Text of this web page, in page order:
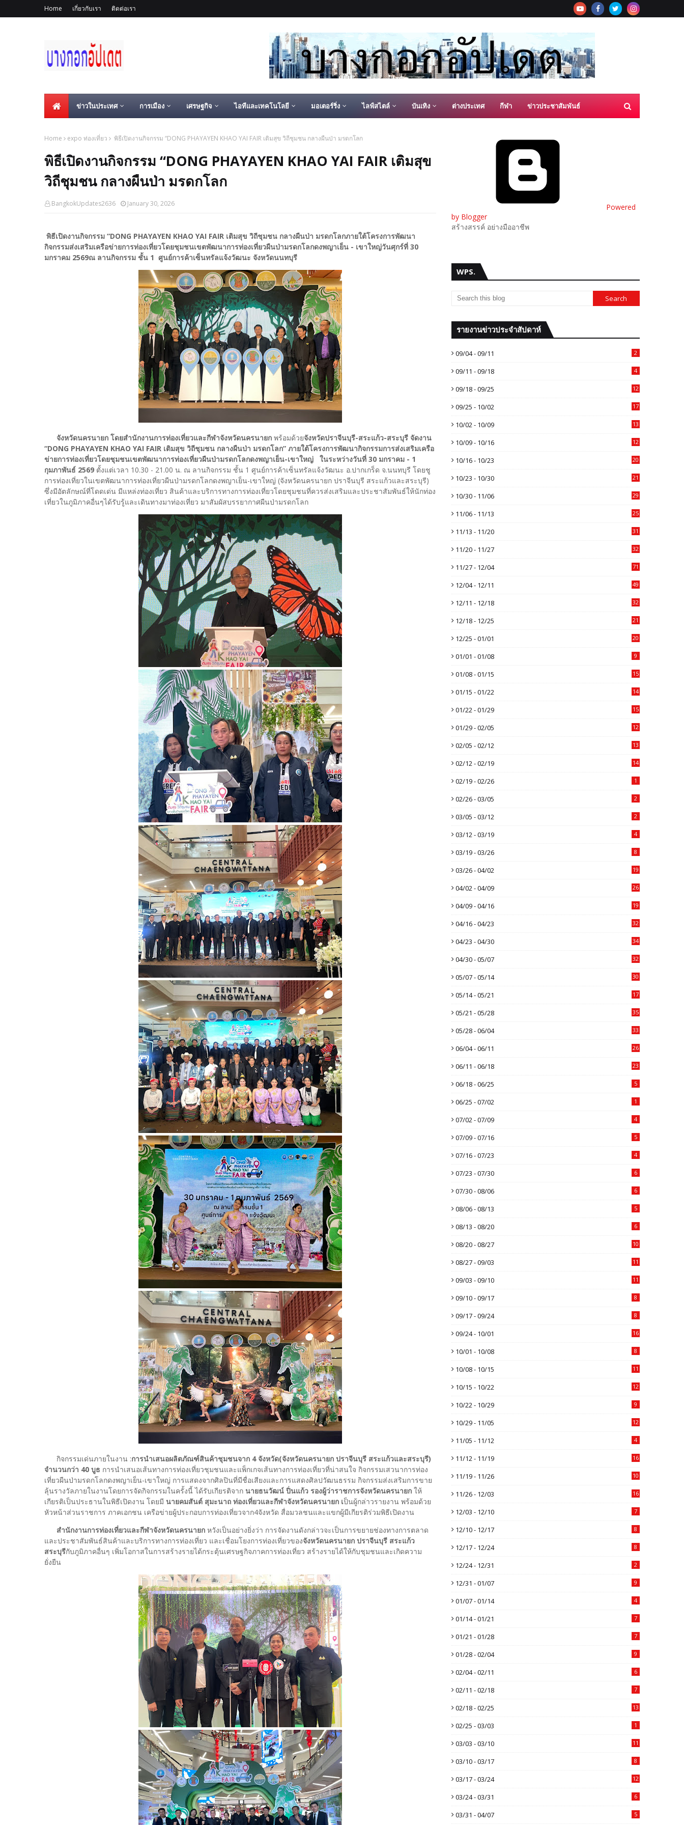
Home เกี่ยวกับเรา ติดต่อเรา
ข่าวในประเทศ การเมือง เศรษฐกิจ ไอทีและเทคโนโลยี มอเตอร์ริ่ง ไลฟ์สไตล์ บันเทิง ต่างประเทศ กีฬา ข่าวประชาสัมพันธ์
Home expo ท่องเที่ยว พิธีเปิดงานกิจกรรม “DONG PHAYAYEN KHAO YAI FAIR เติมสุข วิถีชุมชน กลางผืนป่า มรดกโลก
พิธีเปิดงานกิจกรรม “DONG PHAYAYEN KHAO YAI FAIR เติมสุข
วิถีชุมชน กลางผืนป่า มรดกโลก
BangkokUpdates2636 January 30, 2026
พิธีเปิดงานกิจกรรม “DONG PHAYAYEN KHAO YAI FAIR เติมสุข วิถีชุมชน กลางผืนป่า มรดกโลกภายใต้โครงการพัฒนา
กิจกรรมส่งเสริมเครือข่ายการท่องเที่ยวโดยชุมชนเขตพัฒนาการท่องเที่ยวผืนป่ามรดกโลกดงพญาเย็น - เขาใหญ่วันศุกร์ที่ 30
มกราคม 2569ณ ลานกิจกรรม ชั้น 1 ศูนย์การค้าเซ็นทรัลแจ้งวัฒนะ จังหวัดนนทบุรี
จังหวัดนครนายก โดยสำนักงานการท่องเที่ยวและกีฬาจังหวัดนครนายก พร้อมด้วยจังหวัดปราจีนบุรี-สระแก้ว-สระบุรี จัดงาน
“DONG PHAYAYEN KHAO YAI FAIR เติมสุข วิถีชุมชน กลางผืนป่า มรดกโลก” ภายใต้โครงการพัฒนากิจกรรมการส่งเสริมเครือ
ข่ายการท่องเที่ยวโดยชุมชนเขตพัฒนาการท่องเที่ยวผืนป่ามรดกโลกดงพญาเย็น-เขาใหญ่ ในระหว่างวันที่ 30 มกราคม - 1
กุมภาพันธ์ 2569 ตั้งแต่เวลา 10.30 - 21.00 น. ณ ลานกิจกรรม ชั้น 1 ศูนย์การค้าเซ็นทรัลแจ้งวัฒนะ อ.ปากเกร็ด จ.นนทบุรี โดยชู
การท่องเที่ยวในเขตพัฒนาการท่องเที่ยวผืนป่ามรดกโลกดงพญาเย็น-เขาใหญ่ (จังหวัดนครนายก ปราจีนบุรี สระแก้วและสระบุรี)
ซึ่งมีอัตลักษณ์ที่โดดเด่น มีแหล่งท่องเที่ยว สินค้าและบริการทางการท่องเที่ยวโดยชุมชนที่ควรส่งเสริมและประชาสัมพันธ์ให้นักท่อง
เที่ยวในภูมิภาคอื่นๆได้รับรู้และเดินทางมาท่องเที่ยว มาสัมผัสบรรยากาศผืนป่ามรดกโลก
กิจกรรมเด่นภายในงาน :การนำเสนอผลิตภัณฑ์สินค้าชุมชนจาก 4 จังหวัด(จังหวัดนครนายก ปราจีนบุรี สระแก้วและสระบุรี)
จำนวนกว่า 40 บูธ การนำเสนอเส้นทางการท่องเที่ยวชุมชนและแพ็กเกจเส้นทางการท่องเที่ยวที่น่าสนใจ กิจกรรมเสวนาการท่อง
เที่ยวผืนป่ามรดกโลกดงพญาเย็น-เขาใหญ่ การแสดงจากศิลปินที่มีชื่อเสียงและการแสดงศิลปวัฒนธรรม กิจกรรมส่งเสริมการขาย
ลุ้นรางวัลภายในงานโดยการจัดกิจกรรมในครั้งนี้ ได้รับเกียรติจาก นายธนวัฒน์ ปิ่นแก้ว รองผู้ว่าราชการจังหวัดนครนายก ให้
เกียรติเป็นประธานในพิธีเปิดงาน โดยมี นายคมสันต์ สุมะนาถ ท่องเที่ยวและกีฬาจังหวัดนครนายก เป็นผู้กล่าวรายงาน พร้อมด้วย
หัวหน้าส่วนราชการ ภาคเอกชน เครือข่ายผู้ประกอบการท่องเที่ยวจาก4จังหวัด สื่อมวลชนและแขกผู้มีเกียรติร่วมพิธีเปิดงาน
สำนักงานการท่องเที่ยวและกีฬาจังหวัดนครนายก หวังเป็นอย่างยิ่งว่า การจัดงานดังกล่าวจะเป็นการขยายช่องทางการตลาด
และประชาสัมพันธ์สินค้าและบริการทางการท่องเที่ยว และเชื่อมโยงการท่องเที่ยวของจังหวัดนครนายก ปราจีนบุรี สระแก้ว
สระบุรีกับภูมิภาคอื่นๆ เพิ่มโอกาสในการสร้างรายได้กระตุ้นเศรษฐกิจภาคการท่องเที่ยว สร้างรายได้ให้กับชุมชนและเกิดความ
ยั่งยืน
Powered
by Blogger
สร้างสรรค์ อย่างมืออาชีพ
WPS.
รายงานข่าวประจำสัปดาห์
09/04 - 09/11 2
09/11 - 09/18 4
09/18 - 09/25 12
09/25 - 10/02 17
10/02 - 10/09 13
10/09 - 10/16 12
10/16 - 10/23 20
10/23 - 10/30 21
10/30 - 11/06 29
11/06 - 11/13 25
11/13 - 11/20 31
11/20 - 11/27 32
11/27 - 12/04 71
12/04 - 12/11 49
12/11 - 12/18 32
12/18 - 12/25 21
12/25 - 01/01 20
01/01 - 01/08 9
01/08 - 01/15 15
01/15 - 01/22 14
01/22 - 01/29 15
01/29 - 02/05 12
02/05 - 02/12 13
02/12 - 02/19 14
02/19 - 02/26 1
02/26 - 03/05 2
03/05 - 03/12 2
03/12 - 03/19 4
03/19 - 03/26 8
03/26 - 04/02 19
04/02 - 04/09 26
04/09 - 04/16 19
04/16 - 04/23 32
04/23 - 04/30 34
04/30 - 05/07 32
05/07 - 05/14 30
05/14 - 05/21 17
05/21 - 05/28 35
05/28 - 06/04 33
06/04 - 06/11 26
06/11 - 06/18 23
06/18 - 06/25 5
06/25 - 07/02 1
07/02 - 07/09 4
07/09 - 07/16 5
07/16 - 07/23 4
07/23 - 07/30 6
07/30 - 08/06 6
08/06 - 08/13 5
08/13 - 08/20 6
08/20 - 08/27 10
08/27 - 09/03 11
09/03 - 09/10 11
09/10 - 09/17 8
09/17 - 09/24 8
09/24 - 10/01 16
10/01 - 10/08 8
10/08 - 10/15 11
10/15 - 10/22 12
10/22 - 10/29 9
10/29 - 11/05 12
11/05 - 11/12 4
11/12 - 11/19 16
11/19 - 11/26 10
11/26 - 12/03 16
12/03 - 12/10 7
12/10 - 12/17 8
12/17 - 12/24 8
12/24 - 12/31 2
12/31 - 01/07 9
01/07 - 01/14 4
01/14 - 01/21 7
01/21 - 01/28 7
01/28 - 02/04 9
02/04 - 02/11 6
02/11 - 02/18 7
02/18 - 02/25 13
02/25 - 03/03 1
03/03 - 03/10 11
03/10 - 03/17 8
03/17 - 03/24 12
03/24 - 03/31 6
03/31 - 04/07 5